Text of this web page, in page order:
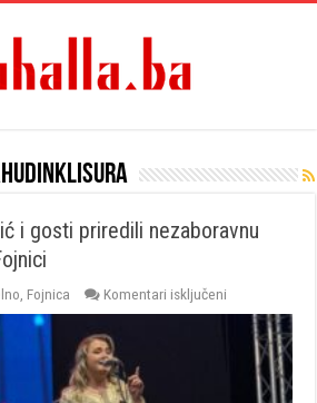
i gosti priredili nezaboravnu
Fojnica Komentari isključeni
Melika
Klisura-
Karić
gosti